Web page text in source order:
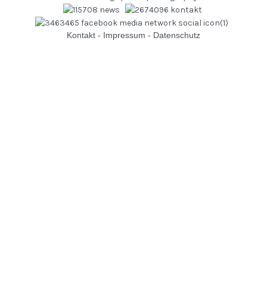
Kontakt - Impressum - Datenschutz